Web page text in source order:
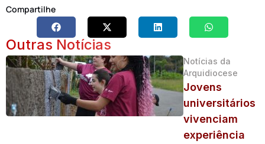
Compartilhe
Outras Notícias
Notícias da
Arquidiocese
Jovens
universitários
vivenciam
experiência